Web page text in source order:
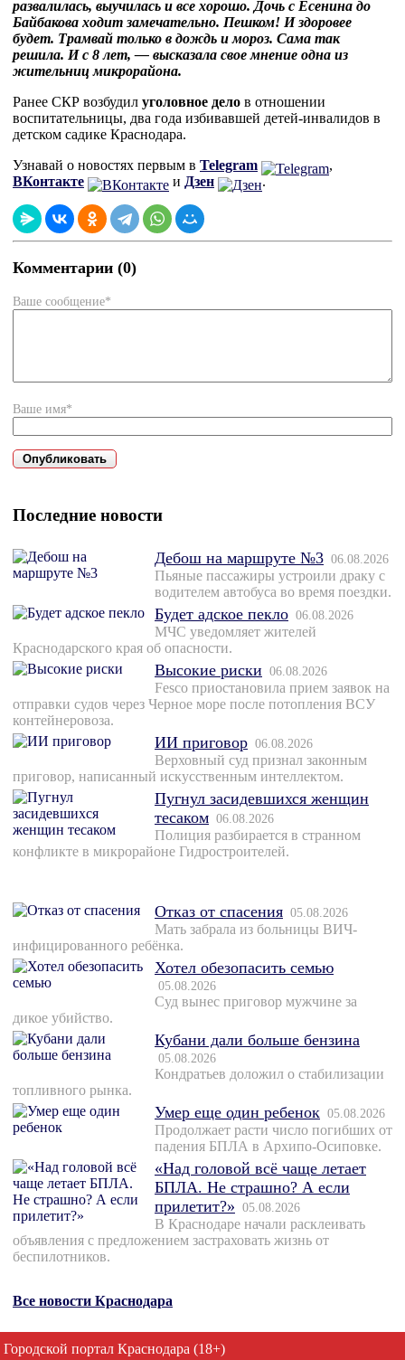
развалилась, выучилась и все хорошо. Дочь с Есенина до
Байбакова ходит замечательно. Пешком! И здоровее
будет. Трамвай только в дождь и мороз. Сама так
решила. И с 8 лет, — высказала свое мнение одна из
жительниц микрорайона.
Ранее СКР возбудил уголовное дело в отношении
воспитательницы, два года избивавшей детей-инвалидов в
детском садике Краснодара.
Узнавай о новостях первым в Telegram
,
ВКонтакте
и Дзен .
Комментарии (0)
Ваше сообщение*
Ваше имя*
Последние новости
Дебош на маршруте №3 06.08.2026
Пьяные пассажиры устроили драку с
водителем автобуса во время поездки.
Будет адское пекло 06.08.2026
МЧС уведомляет жителей
Краснодарского края об опасности.
Высокие риски 06.08.2026
Fesco приостановила прием заявок на
отправки судов через Черное море после потопления ВСУ
контейнеровоза.
ИИ приговор 06.08.2026
Верховный суд признал законным
приговор, написанный искусственным интеллектом.
Пугнул засидевшихся женщин
тесаком 06.08.2026
Полиция разбирается в странном
конфликте в микрорайоне Гидростроителей.
Отказ от спасения 05.08.2026
Мать забрала из больницы ВИЧ-
инфицированного ребёнка.
Хотел обезопасить семью
05.08.2026
Суд вынес приговор мужчине за
дикое убийство.
Кубани дали больше бензина
05.08.2026
Кондратьев доложил о стабилизации
топливного рынка.
Умер еще один ребенок 05.08.2026
Продолжает расти число погибших от
падения БПЛА в Архипо-Осиповке.
«Над головой всё чаще летает
БПЛА. Не страшно? А если
прилетит?» 05.08.2026
В Краснодаре начали расклеивать
объявления с предложением застраховать жизнь от
беспилотников.
Все новости Краснодара
Городской портал Краснодара (18+)